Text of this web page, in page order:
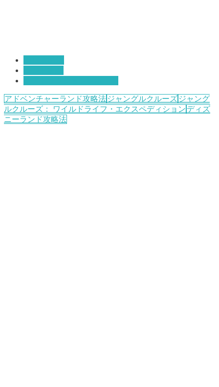
アドベンチャーランド攻略法 ジャングルクルーズ ジャング
ルクルーズ： ワイルドライフ・エクスペディション ディズ
ニーランド攻略法